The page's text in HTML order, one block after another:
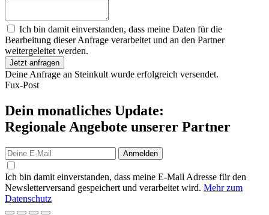
Ich bin damit einverstanden, dass meine Daten für die
Bearbeitung dieser Anfrage verarbeitet und an den Partner
weitergeleitet werden.
Jetzt anfragen
Deine Anfrage an Steinkult wurde erfolgreich versendet.
Fux-Post
Dein monatliches Update:
Regionale Angebote unserer Partner
Anmelden
Ich bin damit einverstanden, dass meine E-Mail Adresse für den
Newsletterversand gespeichert und verarbeitet wird. Mehr zum
Datenschutz